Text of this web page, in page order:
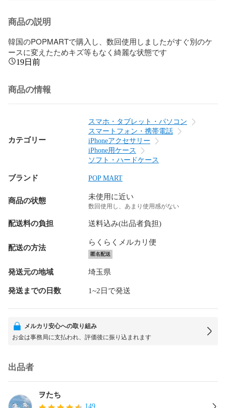
商品の説明
韓国のPOPMARTで購入し、数回使用しましたがすぐ別のケ
ースに変えたためキズ等もなく綺麗な状態です
19日前
商品の情報
カテゴリー
スマホ・タブレット・パソコン
スマートフォン・携帯電話
iPhoneアクセサリー
iPhone用ケース
ソフト・ハードケース
ブランド POP MART
商品の状態 未使用に近い
数回使用し、あまり使用感がない
配送料の負担 送料込み(出品者負担)
配送の方法
らくらくメルカリ便
匿名配送
発送元の地域 埼玉県
発送までの日数 1~2日で発送
メルカリ安心への取り組み
お金は事務局に支払われ、評価後に振り込まれます
出品者
ヲたち
149